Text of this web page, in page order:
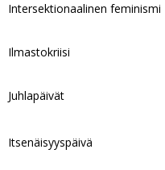
Intersektionaalinen feminismi
Ilmastokriisi
Juhlapäivät
Itsenäisyyspäivä